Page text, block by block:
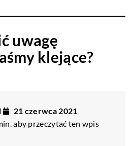
uwagę
klejące?
21 czerwca 2021
aby przeczytać ten wpis